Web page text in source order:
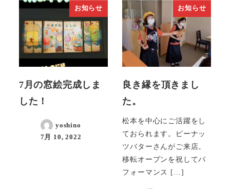
お知らせ
7月の窓絵完成しま
した！
yoshino
7月 10, 2022
お知らせ
良き縁を頂きまし
た。
松本を中心にご活躍をし
ておられます。ピーナッ
ツバターさんがご来店。
移転オープンを祝してパ
フォーマンス […]